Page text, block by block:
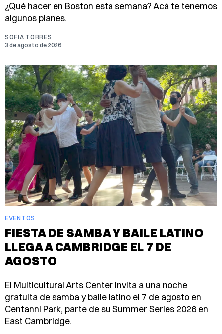
¿Qué hacer en Boston esta semana? Acá te tenemos
algunos planes.
SOFIA TORRES
3 de agosto de 2026
EVENTOS
FIESTA DE SAMBA Y BAILE LATINO
LLEGA A CAMBRIDGE EL 7 DE
AGOSTO
El Multicultural Arts Center invita a una noche
gratuita de samba y baile latino el 7 de agosto en
Centanni Park, parte de su Summer Series 2026 en
East Cambridge.